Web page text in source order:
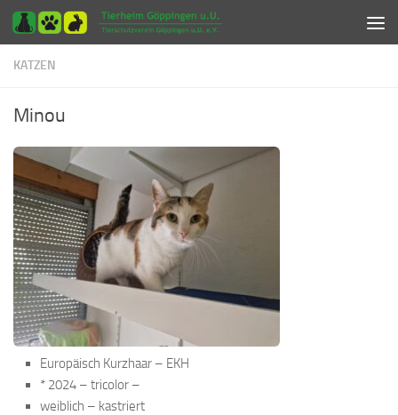
Zum Inhalt springen
KATZEN
Minou
Europäisch Kurzhaar – EKH
* 2024 – tricolor –
weiblich – kastriert